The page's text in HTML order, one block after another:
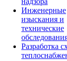
Инженерные
изыскания и
технические
Разработка